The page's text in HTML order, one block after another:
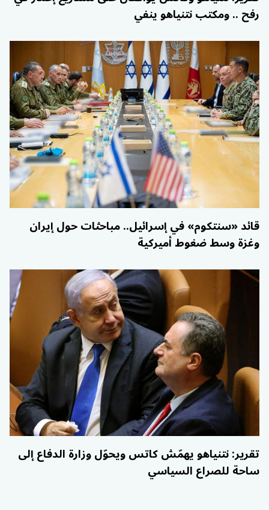
رفح .. ومكتب نتنياهو ينفي
قائد «سنتكوم» في إسرائيل.. مباحثات حول إيران
وغزة وسط ضغوط أميركية
تقرير: نتنياهو يهمّش كاتس ويحوّل وزارة الدفاع إلى
ساحة للصراع السياسي